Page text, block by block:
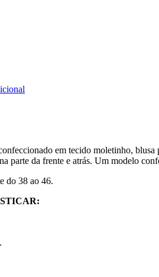
em tecido moletinho,
parte da frente e atrás. Um modelo
do 38 ao 46.